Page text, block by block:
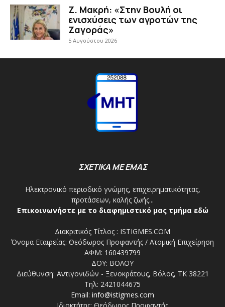
Ζ. Μακρή: «Στην Βουλή οι
ενισχύσεις των αγροτών της
Ζαγοράς»
5 Αυγούστου 2026
ΣΧΕΤΙΚΑ ΜΕ ΕΜΑΣ
Ηλεκτρονικό περιοδικό γνώμης, επιχειρηματικότητας,
προτάσεων, καλής ζωής...
Επικοινωνήστε με το διαφημιστικό μας τμήμα εδώ
Διακριτικός Τίτλος : ISTIGMES.COM
Όνομα Εταιρείας: Θεόδωρος Προφαντής / Ατομική Επιχείρηση
ΑΦΜ: 160439799
ΔΟΥ: ΒΟΛΟΥ
Διεύθυνση: Αντιγονιδών - Ξενοκράτους, Βόλος, ΤΚ 38221
Τηλ: 2421044675
Email: info@istigmes.com